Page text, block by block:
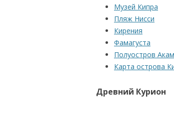
Музей Кипра
Пляж Нисси
Кирения
Фамагуста
Полуостров
Карта острова
Древний Курион